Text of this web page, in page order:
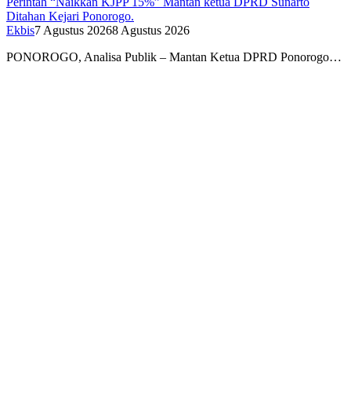
Ditahan Kejari Ponorogo.
Ekbis7 Agustus 20268 Agustus 2026
PONOROGO, Analisa Publik – Mantan Ketua DPRD Ponorogo…